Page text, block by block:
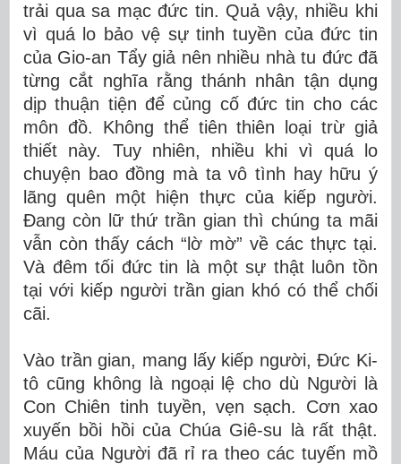
trải qua sa mạc đức tin. Quả vậy, nhiều khi
vì quá lo bảo vệ sự tinh tuyền của đức tin
của Gio-an Tẩy giả nên nhiều nhà tu đức đã
từng cắt nghĩa rằng thánh nhân tận dụng
dịp thuận tiện để củng cố đức tin cho các
môn đồ. Không thể tiên thiên loại trừ giả
thiết này. Tuy nhiên, nhiều khi vì quá lo
chuyện bao đồng mà ta vô tình hay hữu ý
lãng quên một hiện thực của kiếp người.
Đang còn lữ thứ trần gian thì chúng ta mãi
vẫn còn thấy cách “lờ mờ” về các thực tại.
Và đêm tối đức tin là một sự thật luôn tồn
tại với kiếp người trần gian khó có thể chối
cãi.
Vào trần gian, mang lấy kiếp người, Đức Ki-
tô cũng không là ngoại lệ cho dù Người là
Con Chiên tinh tuyền, vẹn sạch. Cơn xao
xuyến bồi hồi của Chúa Giê-su là rất thật.
Máu của Người đã rỉ ra theo các tuyến mồ